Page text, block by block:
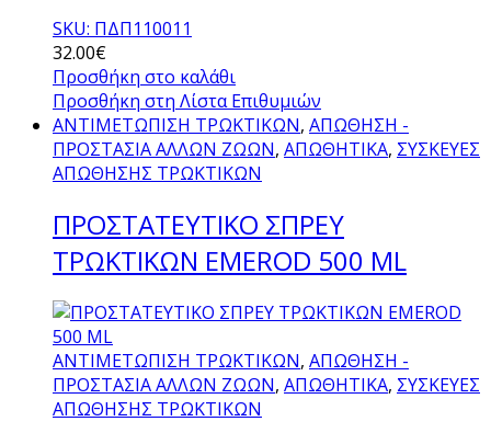
SKU: ΠΔΠ110011
32.00€
Προσθήκη στο καλάθι
Προσθήκη στη Λίστα Επιθυμιών
ΑΝΤΙΜΕΤΩΠΙΣΗ ΤΡΩΚΤΙΚΩΝ, ΑΠΩΘΗΣΗ -
ΠΡΟΣΤΑΣΙΑ ΑΛΛΩΝ ΖΩΩΝ, ΑΠΩΘΗΤΙΚΑ, ΣΥΣΚΕΥΕΣ
ΑΠΩΘΗΣΗΣ ΤΡΩΚΤΙΚΩΝ
ΠΡΟΣΤΑΤΕΥΤΙΚΟ ΣΠΡΕΥ
TΡΩΚΤΙΚΩΝ EMEROD 500 ΜL
ΑΝΤΙΜΕΤΩΠΙΣΗ ΤΡΩΚΤΙΚΩΝ, ΑΠΩΘΗΣΗ -
ΠΡΟΣΤΑΣΙΑ ΑΛΛΩΝ ΖΩΩΝ, ΑΠΩΘΗΤΙΚΑ, ΣΥΣΚΕΥΕΣ
ΑΠΩΘΗΣΗΣ ΤΡΩΚΤΙΚΩΝ